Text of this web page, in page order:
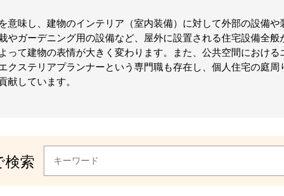
味し、建物のインテリア（室内装備）に対して外部の設備や
やガーデニング用の設備など、屋外に設置される住宅設備全
って建物の表情が大きく変わります。また、公共空間におけ
ステリアプランナーという専門職も存在し、個人住宅の庭周
しています。
検索